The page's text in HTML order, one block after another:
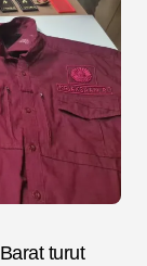
turut